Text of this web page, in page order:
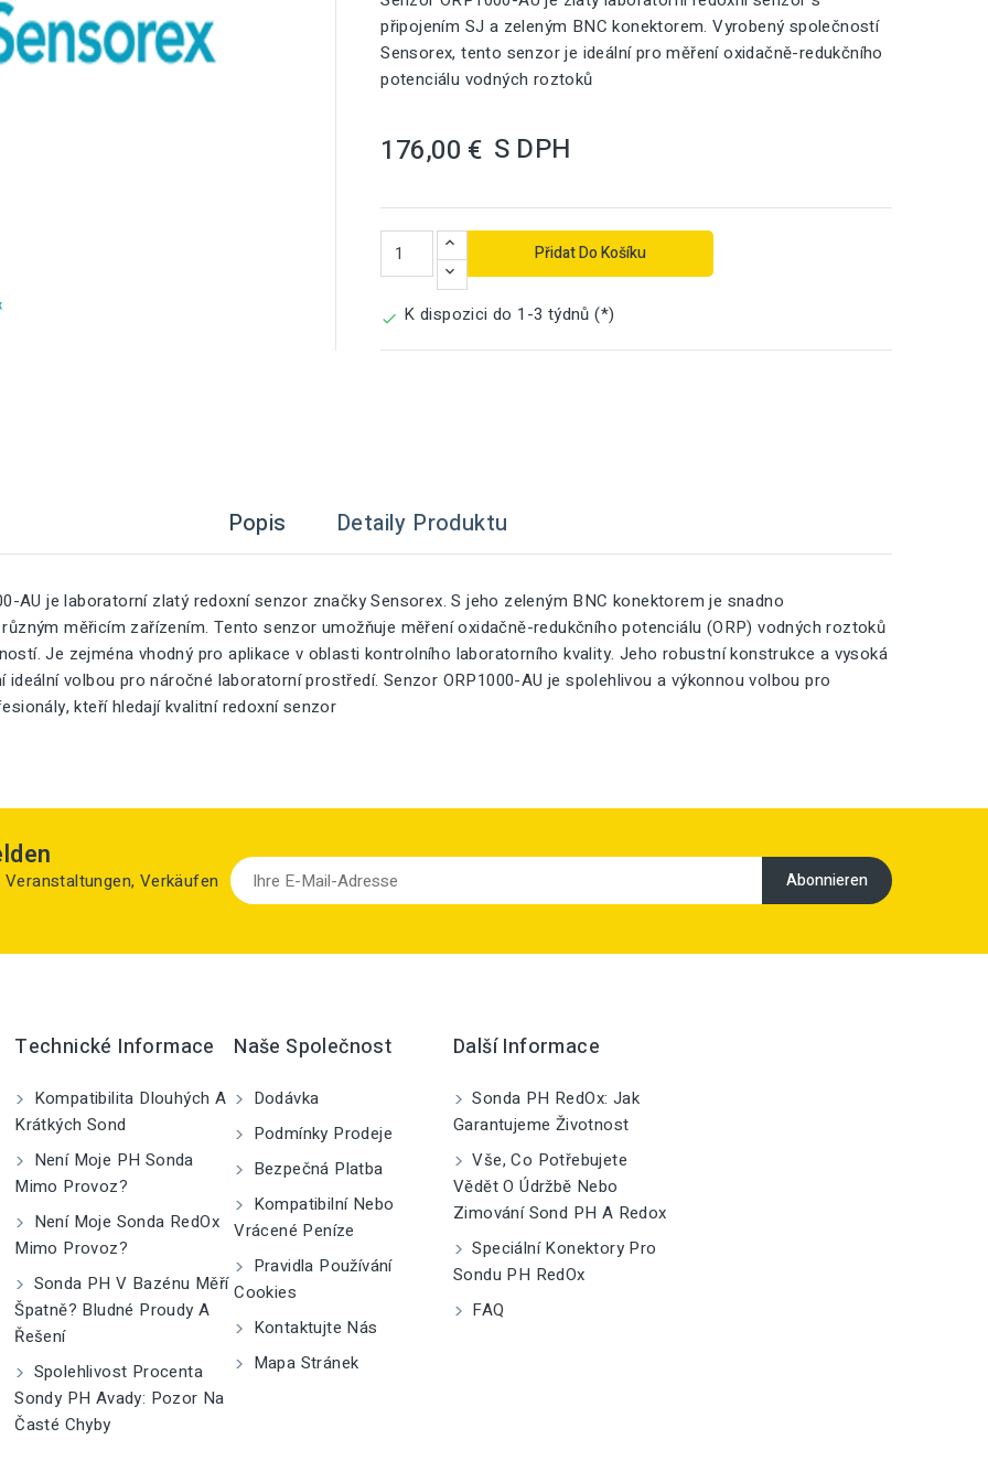
připojením SJ a zeleným BNC konektorem. Vyrobený společností
Sensorex, tento senzor je ideální pro měření oxidačně-redukčního
potenciálu vodných roztoků
176,00 € S DPH
Přidat Do Košíku
 K dispozici do 1-3 týdnů (*)
Popis Detaily Produktu
AU je laboratorní zlatý redoxní senzor značky Sensorex. S jeho zeleným BNC konektorem je snadno
měřicím zařízením. Tento senzor umožňuje měření oxidačně-redukčního potenciálu (ORP) vodných roztoků
Je zejména vhodný pro aplikace v oblasti kontrolního laboratorního kvality. Jeho robustní konstrukce a vysoká
volbou pro náročné laboratorní prostředí. Senzor ORP1000-AU je spolehlivou a výkonnou volbou pro
kteří hledají kvalitní redoxní senzor
Verkäufen
Technické Informace
Kompatibilita Dlouhých A
Krátkých Sond
Není Moje PH Sonda
Mimo Provoz?
Není Moje Sonda RedOx
Mimo Provoz?
Sonda PH V Bazénu Měří
Špatně? Bludné Proudy A
Řešení
Spolehlivost Procenta
Sondy PH Avady: Pozor Na
Časté Chyby
Naše Společnost
Dodávka
Podmínky Prodeje
Bezpečná Platba
Kompatibilní Nebo
Vrácené Peníze
Pravidla Používání
Cookies
Kontaktujte Nás
Mapa Stránek
Další Informace
Sonda PH RedOx: Jak
Garantujeme Životnost
Vše, Co Potřebujete
Vědět O Údržbě Nebo
Zimování Sond PH A Redox
Speciální Konektory Pro
Sondu PH RedOx
FAQ